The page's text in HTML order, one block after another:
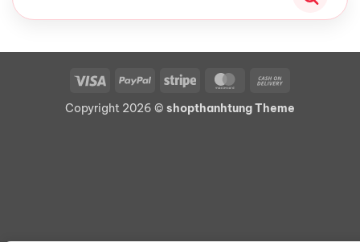
Visa PayPal Stripe MasterCard
Delivery
Copyright 2026 © shopthanhtung Theme